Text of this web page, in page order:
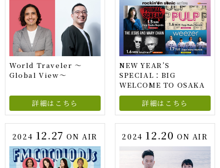
World Traveler ～
Global View～
詳細はこちら
NEW YEAR’S
SPECIAL：BIG
WELCOME TO OSAKA
詳細はこちら
2024 12.27 ON AIR 2024 12.20 ON AIR